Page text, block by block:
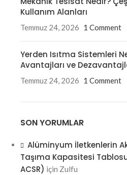
Kullanım Alanları
Temmuz 24, 2026 1 Comment
Yerden Isıtma Sistemleri
Avantajları ve
Temmuz 24, 2026 1 Comment
SON YORUMLAR
Alüminyum İletkenlerin
Taşıma Kapasitesi
ACSR) için Zulfu